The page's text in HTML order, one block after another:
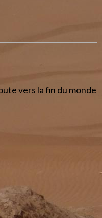
vers la fin du monde